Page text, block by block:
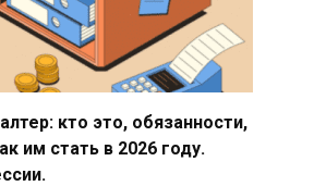
кто это, обязанности,
им стать в 2026 году.